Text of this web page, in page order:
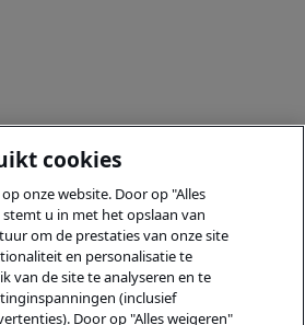
cookies
onze website. Door op "Alles
u in met het opslaan van
om de prestaties van onze site
en personalisatie te
van de site te analyseren en te
(inclusief
Door op "Alles weigeren"